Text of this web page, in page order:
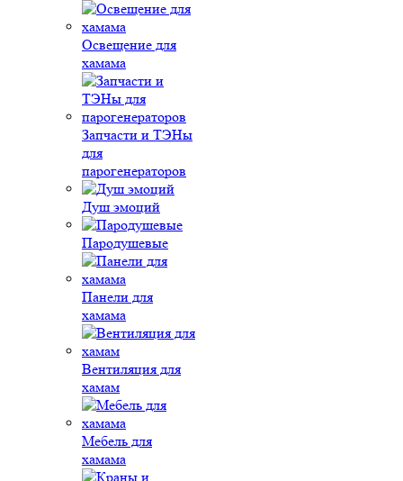
Освещение для
хамама
Запчасти и ТЭНы
для
парогенераторов
Душ эмоций
Пародушевые
Панели для
хамама
Вентиляция для
хамам
Мебель для
хамама